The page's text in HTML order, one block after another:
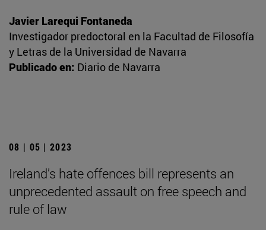
Javier Larequi Fontaneda
Investigador predoctoral en la Facultad de Filosofía
y Letras de la Universidad de Navarra
Publicado en: Diario de Navarra
08 | 05 | 2023
Ireland’s hate offences bill represents an
unprecedented assault on free speech and
rule of law